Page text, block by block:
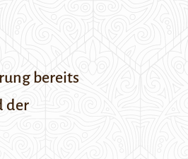
bereits
der